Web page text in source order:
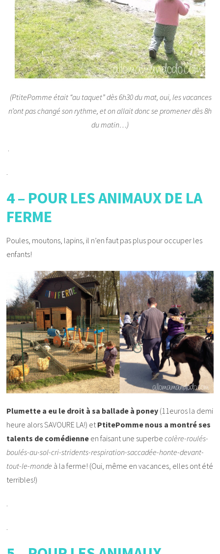
(PtitePomme était “au taquet” dès 6h30 du mat, oui, les vacances
n’ont pas changé son rythme, et on allait donc se promener dès 8h
du matin…)
4 – POUR LES ANIMAUX DE LA
FERME
Poules, moutons, lapins, il n’en faut pas plus pour occuper les
enfants!
Plumette a eu le droit à sa ballade à poney (11euros la demi
heure alors SAVOURE LA!) et PtitePomme nous a montré ses
talents de comédienne en faisant une superbecolère-roulés-
boulés-au-sol-cri-stridents-respiration-saccadée-honte-devant-
tout-le-monde à la ferme! (Oui, même en vacances, elles ont été
terribles!)